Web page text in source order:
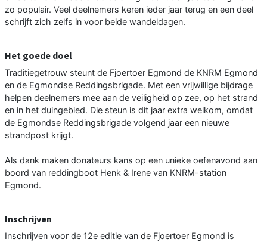
zo populair. Veel deelnemers keren ieder jaar terug en een deel
schrijft zich zelfs in voor beide wandeldagen.
Het goede doel
Traditiegetrouw steunt de Fjoertoer Egmond de KNRM Egmond
en de Egmondse Reddingsbrigade. Met een vrijwillige bijdrage
helpen deelnemers mee aan de veiligheid op zee, op het strand
en in het duingebied. Die steun is dit jaar extra welkom, omdat
de Egmondse Reddingsbrigade volgend jaar een nieuwe
strandpost krijgt.
Als dank maken donateurs kans op een unieke oefenavond aan
boord van reddingboot Henk & Irene van KNRM-station
Egmond.
Inschrijven
Inschrijven voor de 12e editie van de Fjoertoer Egmond is